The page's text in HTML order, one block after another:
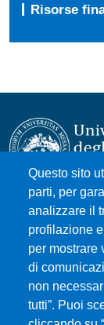
Risorse
Questo sito
parti, per
analizzare il
profilazione
per mostrare
di
non
tutti”. Puoi
Università
Piazza
Cod. Fiscale
P.IVA
Centralino: 090
MENÙ SOCIAL